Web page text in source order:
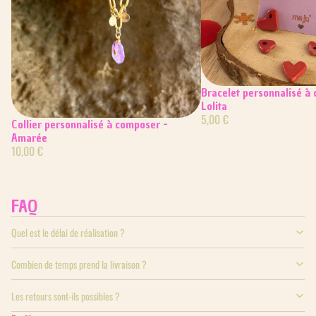
Collier personnalisé à composer -
Amarée
10,00 €
Bracelet personnalisé à
Lolita
5,00 €
FAQ
Quel est le délai de réalisation ?
Combien de temps prend la livraison ?
Les retours sont-ils possibles ?